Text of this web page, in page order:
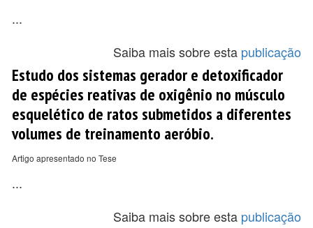
...
Saiba mais sobre esta publicação
Estudo dos sistemas gerador e detoxificador
de espécies reativas de oxigênio no músculo
esquelético de ratos submetidos a diferentes
volumes de treinamento aeróbio.
Artigo apresentado no Tese
...
Saiba mais sobre esta publicação